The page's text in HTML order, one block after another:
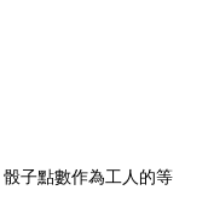
子點數作為工人的等